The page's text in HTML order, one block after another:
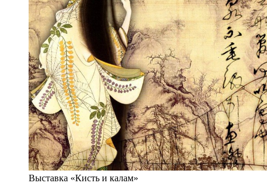
Выставка «Кисть и калам»